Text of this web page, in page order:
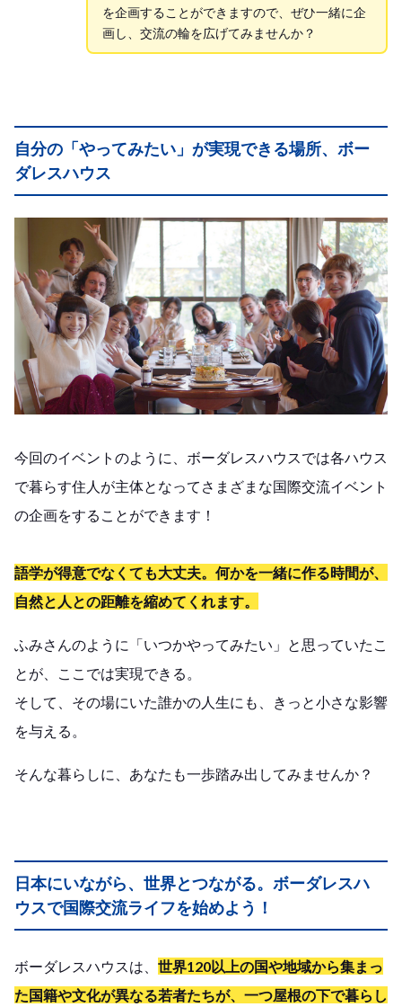
を企画することができますので、ぜひ一緒に企
画し、交流の輪を広げてみませんか？
自分の「やってみたい」が実現できる場所、ボー
ダレスハウス
今回のイベントのように、 ボーダレスハウスでは各ハウス
で暮らす住人が主体となってさまざまな国際交流イベント
の企画をすることができます！
語学が得意でなくても大丈夫。何かを一緒に作る時間が、
自然と人との距離を縮めてくれます。
ふみさんのように「いつかやってみたい」と思っていたこ
とが、ここでは実現できる。
そして、その場にいた誰かの人生にも、きっと小さな影響
を与える。
そんな暮らしに、あなたも一歩踏み出してみませんか？
日本にいながら、世界とつながる。ボーダレスハ
ウスで国際交流ライフを始めよう！
ボーダレスハウスは、 世界120以上の国や地域から集まっ
た国籍や文化が異なる若者たちが、一つ屋根の下で暮らし